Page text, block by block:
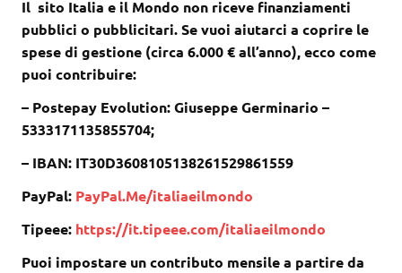
Il sito Italia e il Mondo non riceve finanziamenti
pubblici o pubblicitari. Se vuoi aiutarci a coprire le
spese di gestione (circa 6.000 € all’anno), ecco come
puoi contribuire:
– Postepay Evolution: Giuseppe Germinario –
5333171135855704;
– IBAN: IT30D3608105138261529861559
PayPal: PayPal.Me/italiaeilmondo
Tipeee: https://it.tipeee.com/italiaeilmondo
Puoi impostare un contributo mensile a partire da